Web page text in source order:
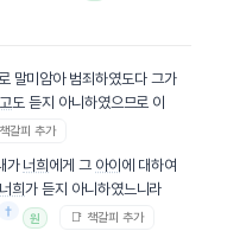
말미암아 범죄하였도다 그가
도 듣지 아니하였으므로 이
갈피 추가
가 너희 에게 그 아이 에 대하여
너희가 듣지 아니하였느니라
† 원 📑 책갈피 추가